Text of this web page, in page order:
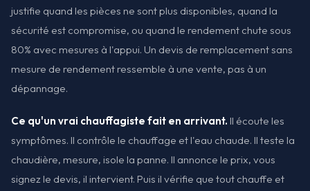
justifie quand les pièces ne sont plus disponibles, quand la
sécurité est compromise, ou quand le rendement chute sous
80% avec mesures à l'appui. Un devis de remplacement sans
mesure de rendement ressemble à une vente, pas à un
dépannage.
Ce qu'un vrai chauffagiste fait en arrivant. Il écoute les
symptômes. Il contrôle le chauffage et l'eau chaude. Il teste la
chaudière, mesure, isole la panne. Il annonce le prix, vous
signez le devis, il intervient. Puis il vérifie que tout chauffe et